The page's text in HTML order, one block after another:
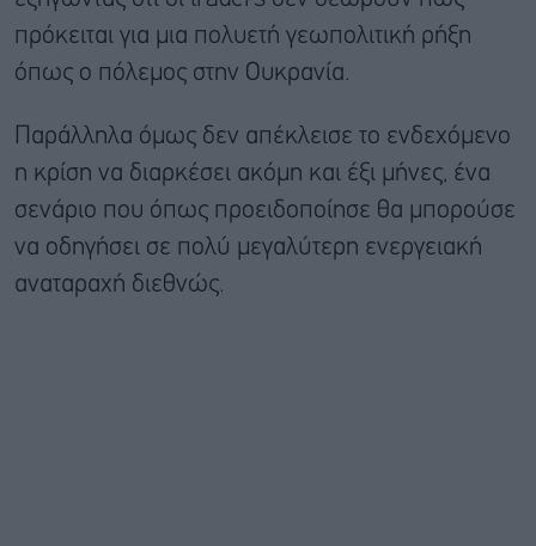
πρόκειται για μια πολυετή γεωπολιτική ρήξη
όπως ο πόλεμος στην Ουκρανία.
Παράλληλα όμως δεν απέκλεισε το ενδεχόμενο
η κρίση να διαρκέσει ακόμη και έξι μήνες, ένα
σενάριο που όπως προειδοποίησε θα μπορούσε
να οδηγήσει σε πολύ μεγαλύτερη ενεργειακή
αναταραχή διεθνώς.